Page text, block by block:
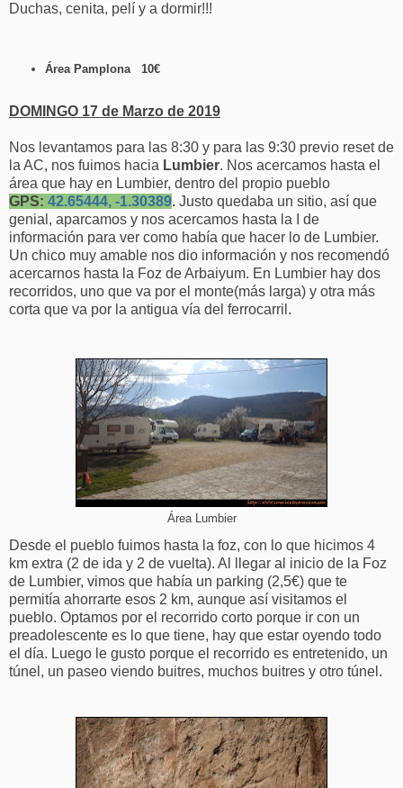
Duchas, cenita, pelí y a dormir!!!
Área Pamplona 10€
DOMINGO 17 de Marzo de 2019
Nos levantamos para las 8:30 y para las 9:30 previo reset de
la AC, nos fuimos hacia Lumbier. Nos acercamos hasta el
área que hay en Lumbier, dentro del propio pueblo
GPS: 42.65444, -1.30389. Justo quedaba un sitio, así que
genial, aparcamos y nos acercamos hasta la I de
información para ver como había que hacer lo de Lumbier.
Un chico muy amable nos dio información y nos recomendó
acercarnos hasta la Foz de Arbaiyum. En Lumbier hay dos
recorridos, uno que va por el monte(más larga) y otra más
corta que va por la antigua vía del ferrocarril.
Área Lumbier
Desde el pueblo fuimos hasta la foz, con lo que hicimos 4
km extra (2 de ida y 2 de vuelta). Al llegar al inicio de la Foz
de Lumbier, vimos que había un parking (2,5€) que te
permitía ahorrarte esos 2 km, aunque así visitamos el
pueblo. Optamos por el recorrido corto porque ir con un
preadolescente es lo que tiene, hay que estar oyendo todo
el día. Luego le gusto porque el recorrido es entretenido, un
túnel, un paseo viendo buitres, muchos buitres y otro túnel.